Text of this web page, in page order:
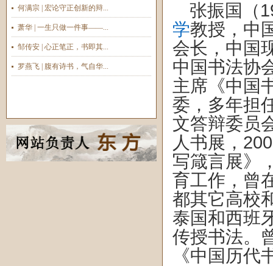
何满宗 | 宏论守正创新的辩...
萧华 | 一生只做一件事——...
邹传安 | 心正笔正，书即其...
罗燕飞 | 腹有诗书，气自华...
张振国（
学教授，中
会长，中国
中国书法协
主席《中国
委，多年担
文答辩委员
人书展，
写箴言展》
育工作，曾
都其它高校
泰国和西班
传授书法。
《中国历代